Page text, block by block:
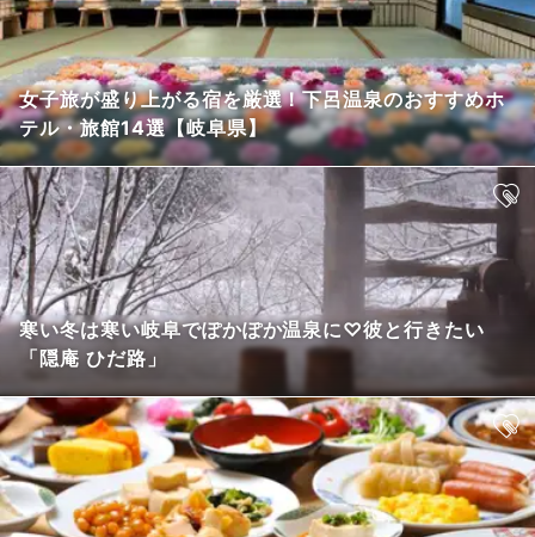
女子旅が盛り上がる宿を厳選！下呂温泉のおすすめホ
テル・旅館14選【岐阜県】
寒い冬は寒い岐阜でぽかぽか温泉に♡彼と行きたい
「隠庵 ひだ路」